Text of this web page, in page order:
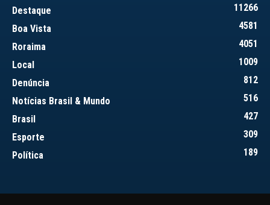
Destaque
11266
Boa Vista
4581
Roraima
4051
Local
1009
Denúncia
812
Notícias Brasil & Mundo
516
Brasil
427
Esporte
309
Política
189